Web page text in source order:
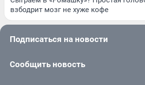
взбодрит мозг не хуже кофе
Подписаться на новости
Сообщить новость